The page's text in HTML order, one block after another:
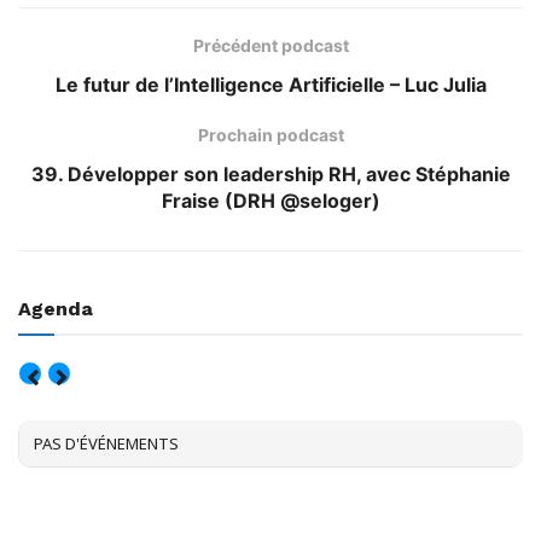
Précédent podcast
Le futur de l’Intelligence Artificielle – Luc Julia
Prochain podcast
39. Développer son leadership RH, avec Stéphanie
Fraise (DRH @seloger)
Agenda
PAS D'ÉVÉNEMENTS